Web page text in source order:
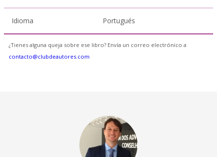
Idioma Portugués
¿Tienes alguna queja sobre ese libro? Envía un correo electrónico a
contacto@clubdeautores.com